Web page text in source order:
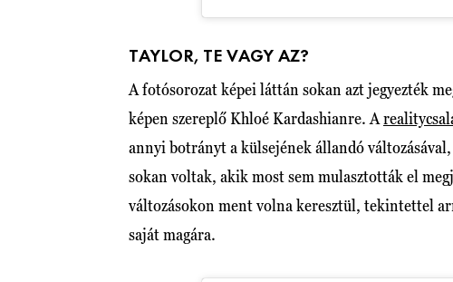
TAYLOR, TE VAGY AZ?
A fotósorozat képei láttán sokan azt jegyezték
képen szereplő Khloé Kardashianre. A
annyi botrányt a külsejének állandó
sokan voltak, akik most sem mulasztották el
változásokon ment volna keresztül, tekintettel
saját magára.